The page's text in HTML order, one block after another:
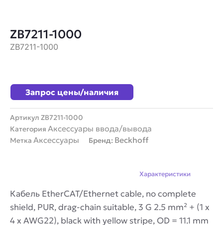
ZB7211-1000
ZB7211-1000
Запрос цены/наличия
Артикул ZB7211-1000
Категория Аксессуары ввода/вывода
Метка Аксессуары Бренд: Beckhoff
Характеристики
Кабель EtherCAT/Ethernet cable, no complete
shield, PUR, drag-chain suitable, 3 G 2.5 mm² + (1 x
4 x AWG22), black with yellow stripe, OD = 11.1 mm